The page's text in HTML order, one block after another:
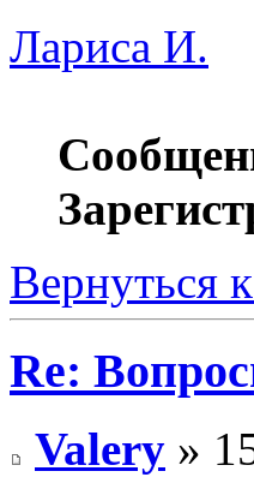
Лариса И.
Вернуться
Re:
Valery »